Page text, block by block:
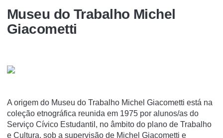
Museu do Trabalho Michel
Giacometti
A origem do Museu do Trabalho Michel Giacometti está na
coleção etnográfica reunida em 1975 por alunos/as do
Serviço Cívico Estudantil, no âmbito do plano de Trabalho
e Cultura, sob a supervisão de Michel Giacometti e